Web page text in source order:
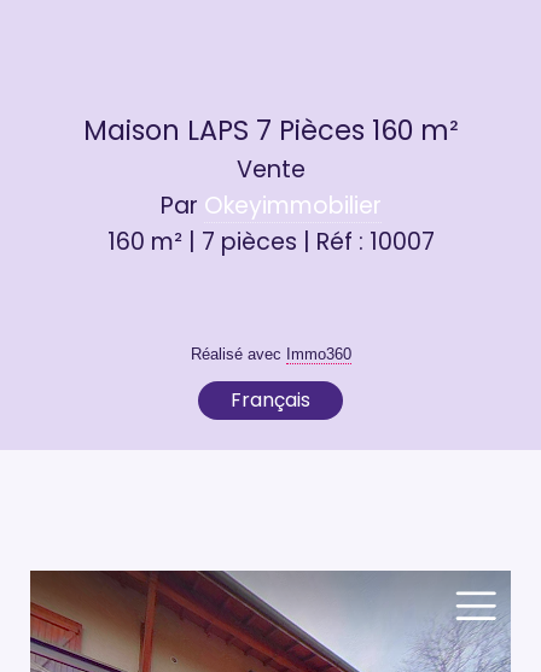
Maison LAPS 7 Pièces 160 m²
Vente
Par Okeyimmobilier
160 m² | 7 pièces | Réf : 10007
Réalisé avec Immo360
Français